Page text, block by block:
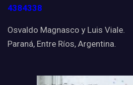
4384338
Osvaldo Magnasco y Luis Viale.
Paraná, Entre Ríos, Argentina.